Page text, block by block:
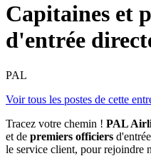
Capitaines et
d'entrée
PAL
Voir tous les postes de cette
Tracez votre chemin ! PAL
et de premiers officiers
le service client, pour rejoindre